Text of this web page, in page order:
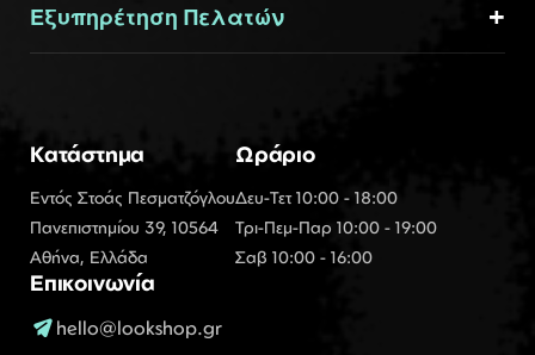
Εξυπηρέτηση Πελατών
Κατάστημα
Εντός Στοάς Πεσματζόγλου
Πανεπιστημίου 39, 10564
Αθήνα, Ελλάδα
Ωράριο
Δευ-Τετ 10:00 - 18:00
Τρι-Πεμ-Παρ 10:00 - 19:00
Σαβ 10:00 - 16:00
Επικοινωνία
hello@lookshop.gr